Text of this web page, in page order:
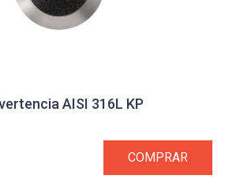
AISI 316L KP
COMPRAR